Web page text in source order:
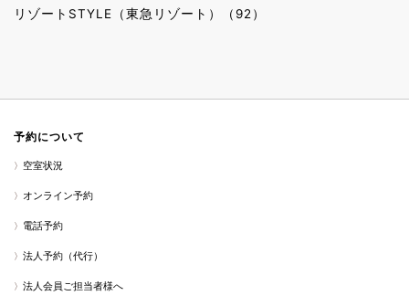
リゾートSTYLE（東急リゾート）（92）
予約について
空室状況
オンライン予約
電話予約
法人予約（代行）
法人会員ご担当者様へ